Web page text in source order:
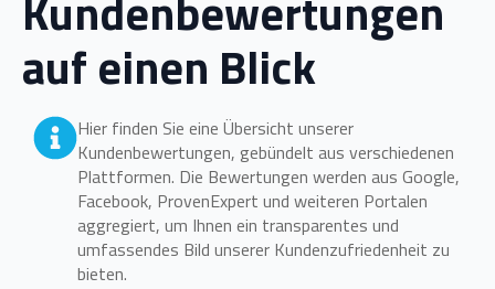
auf einen Blick
Hier finden Sie eine Übersicht unserer
Kundenbewertungen, gebündelt aus verschiedenen
Plattformen. Die Bewertungen werden aus Google,
Facebook, ProvenExpert und weiteren Portalen
aggregiert, um Ihnen ein transparentes und
umfassendes Bild unserer Kundenzufriedenheit zu
bieten.